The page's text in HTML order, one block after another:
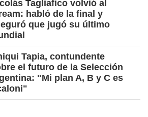
Tagliafico volvió al
habló de la final y
que jugó su último
Tapia, contundente
el futuro de la Selección
"Mi plan A, B y C es